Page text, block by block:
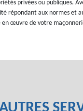
privées ou publiques.
répondant aux normes et
en œuvre de votre